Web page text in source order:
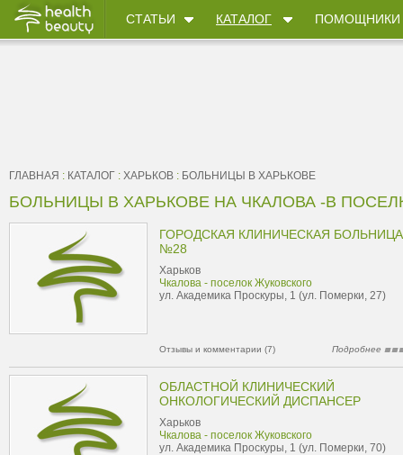
СТАТЬИ КАТАЛОГ ПОМОЩНИКИ
ГЛАВНАЯ : КАТАЛОГ : ХАРЬКОВ : БОЛЬНИЦЫ В ХАРЬКОВЕ
БОЛЬНИЦЫ В ХАРЬКОВЕ НА ЧКАЛОВА -В
ГОРОДСКАЯ КЛИНИЧЕСКАЯ БОЛЬНИЦА
№28
Харьков
Чкалова - поселок Жуковского
ул. Академика Проскуры, 1 (ул. Померки, 27)
Отзывы и комментарии (7) Подробнее
ОБЛАСТНОЙ КЛИНИЧЕСКИЙ
ОНКОЛОГИЧЕСКИЙ ДИСПАНСЕР
Харьков
Чкалова - поселок Жуковского
ул. Академика Проскуры, 1 (ул. Померки, 70)